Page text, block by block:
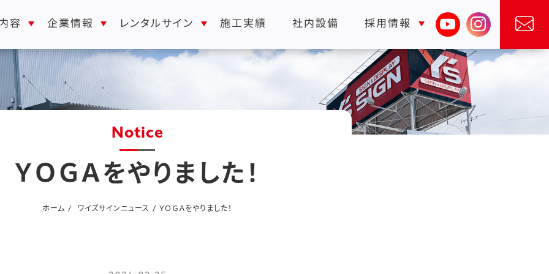
容 企業情報 レンタルサイン 施工実績 社内設備 採用情報
Notice
ＹＯＧＡをやりました！
ホーム ワイズサインニュース ＹＯＧＡをやりました！